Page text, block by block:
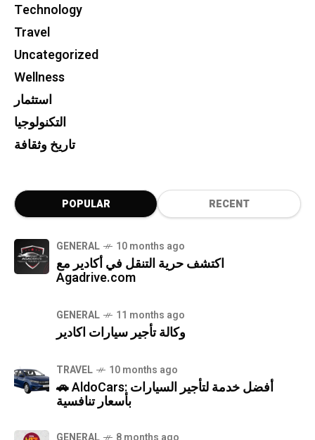
Technology
Travel
Uncategorized
Wellness
استثمار
التكنولوجيا
تاريخ وثقافة
POPULAR RECENT
GENERAL 10 months ago
اكتشف حرية التنقل في أكادير مع
Agadrive.com
GENERAL 11 months ago
وكالة تأجير سيارات اكادير
TRAVEL 10 months ago
🚗 AldoCars: أفضل خدمة لتأجير السيارات
بأسعار تنافسية